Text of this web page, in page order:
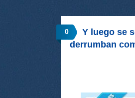
0
Y luego se
derrumban